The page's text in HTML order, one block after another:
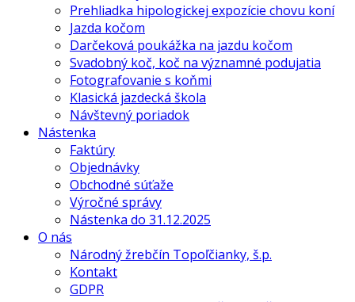
Prehliadka hipologickej expozície chovu koní
Jazda kočom
Darčeková poukážka na jazdu kočom
Svadobný koč, koč na významné podujatia
Fotografovanie s koňmi
Klasická jazdecká škola
Návštevný poriadok
Nástenka
Faktúry
Objednávky
Obchodné súťaže
Výročné správy
Nástenka do 31.12.2025
O nás
Národný žrebčín Topoľčianky, š.p.
Kontakt
GDPR